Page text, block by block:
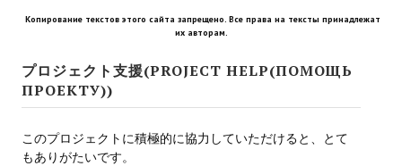
Age of Pirates: Caribbean Tales Remaster Fan Edition
Корсары 3 Сундук мертвеца Remaster Fan Edition
Sea Dogs - City of Abandoned Ships Remaster Fan Edition
Sea Dogs Remaster Fan Edition
Копирование текстов этого сайта запрещено. Все права на тексты принадлежат
их авторам.
プロジェクト支援(PROJECT HELP(ПОМОЩЬ
ПРОЕКТУ))
このプロジェクトに積極的に協力していただけると、とて
もありがたいです。